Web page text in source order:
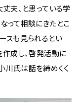
夫、と思っている学
って相談にきたとこ
スも見られるとい
作成し、啓発活動に
川氏は話を締めくく